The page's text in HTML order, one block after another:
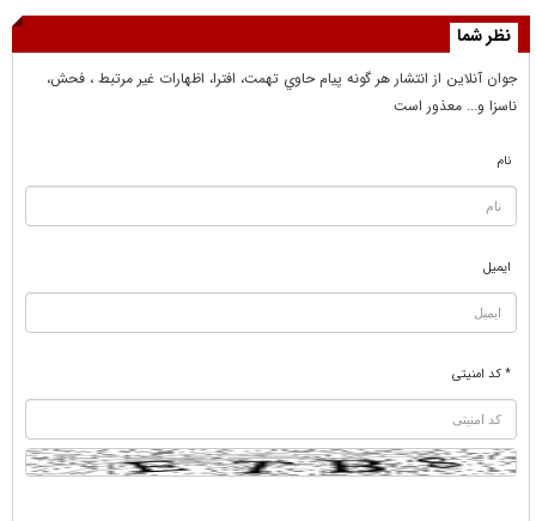
نظر شما
جوان آنلاين از انتشار هر گونه پيام حاوي تهمت، افترا، اظهارات غير مرتبط ، فحش،
ناسزا و... معذور است
نام
ایمیل
* کد امنیتی